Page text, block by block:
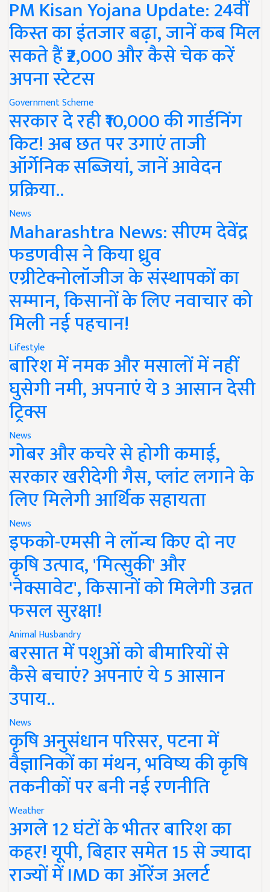
PM Kisan Yojana Update: 24वीं
किस्त का इंतजार बढ़ा, जानें कब मिल
सकते हैं ₹2,000 और कैसे चेक करें
अपना स्टेटस
Government Scheme
सरकार दे रही ₹10,000 की गार्डनिंग
किट! अब छत पर उगाएं ताजी
ऑर्गेनिक सब्जियां, जानें आवेदन
प्रक्रिया..
News
Maharashtra News: सीएम देवेंद्र
फडणवीस ने किया ध्रुव
एग्रीटेक्नोलॉजीज के संस्थापकों का
सम्मान, किसानों के लिए नवाचार को
मिली नई पहचान!
Lifestyle
बारिश में नमक और मसालों में नहीं
घुसेगी नमी, अपनाएं ये 3 आसान देसी
ट्रिक्स
News
गोबर और कचरे से होगी कमाई,
सरकार खरीदेगी गैस, प्लांट लगाने के
लिए मिलेगी आर्थिक सहायता
News
इफको-एमसी ने लॉन्च किए दो नए
कृषि उत्पाद, 'मित्सुकी' और
'नेक्सावेट', किसानों को मिलेगी उन्नत
फसल सुरक्षा!
Animal Husbandry
बरसात में पशुओं को बीमारियों से
कैसे बचाएं? अपनाएं ये 5 आसान
उपाय..
News
कृषि अनुसंधान परिसर, पटना में
वैज्ञानिकों का मंथन, भविष्य की कृषि
तकनीकों पर बनी नई रणनीति
Weather
अगले 12 घंटों के भीतर बारिश का
कहर! यूपी, बिहार समेत 15 से ज्यादा
राज्यों में IMD का ऑरेंज अलर्ट